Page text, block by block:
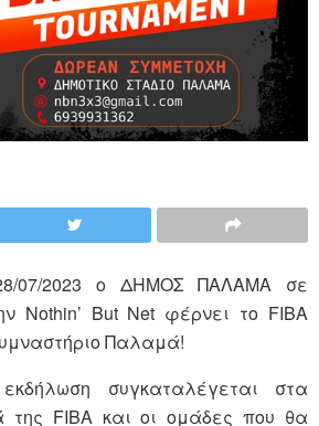
07/2023 ο ΔΗΜΟΣ ΠΑΛΑΜΑ σε
Nothin’ But Net φέρνει το FIBA
Παλαμά!
συγκαταλέγεται στα
της FIBA και οι ομάδες που θα